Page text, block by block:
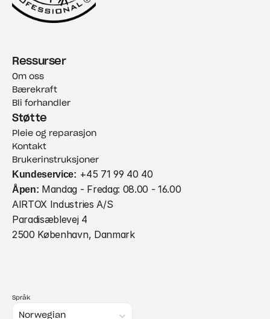
Ressurser
Om oss
Bærekraft
Bli forhandler
Støtte
Pleie og reparasjon
Kontakt
Brukerinstruksjoner
Kundeservice: +45 71 99 40 40
Åpen: Mandag - Fredag: 08.00 - 16.00
AIRTOX Industries A/S
Paradisæblevej 4
2500 København, Danmark
Språk
Norwegian